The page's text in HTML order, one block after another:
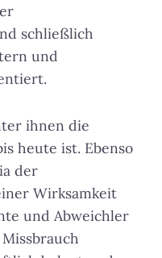
schließlich
und
ihnen die
heute ist. Ebenso
der
Wirksamkeit
und Abweichler